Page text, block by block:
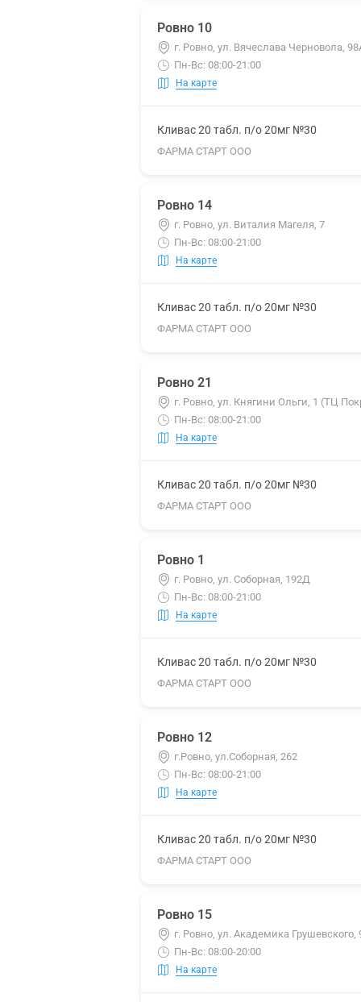
Ровно 10
г. Ровно, ул. Вячеслава Черновола,
Пн-Вс: 08:00-21:00
На карте
Кливас 20 табл. п/о 20мг №30
ФАРМА СТАРТ ООО
Ровно 14
г. Ровно, ул. Виталия Магеля, 7
Пн-Вс: 08:00-21:00
На карте
Кливас 20 табл. п/о 20мг №30
ФАРМА СТАРТ ООО
Ровно 21
г. Ровно, ул. Княгини Ольги, 1 (ТЦ
Пн-Вс: 08:00-21:00
На карте
Кливас 20 табл. п/о 20мг №30
ФАРМА СТАРТ ООО
Ровно 1
г. Ровно, ул. Соборная, 192Д
Пн-Вс: 08:00-21:00
На карте
Кливас 20 табл. п/о 20мг №30
ФАРМА СТАРТ ООО
Ровно 12
г.Ровно, ул.Соборная, 262
Пн-Вс: 08:00-21:00
На карте
Кливас 20 табл. п/о 20мг №30
ФАРМА СТАРТ ООО
Ровно 15
г. Ровно, ул. Академика Грушевского,
Пн-Вс: 08:00-20:00
На карте